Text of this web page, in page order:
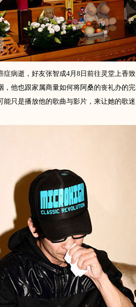
病逝，好友张智成4月8日前往灵堂上香致
，他也跟家属商量如何将阿桑的丧礼办的
能只是播放他的歌曲与影片，来让她的歌